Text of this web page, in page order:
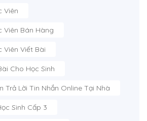
Viên
Viên Bán Hàng
Viên Viết Bài
Cho Học Sinh
Trả Lời Tin Nhắn Online Tại Nhà
Sinh Cấp 3